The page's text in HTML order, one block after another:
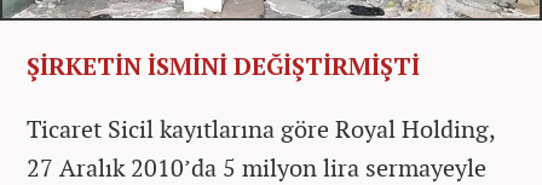
ŞİRKETİN İSMİNİ DEĞİŞTİRMİŞTİ
Ticaret Sicil kayıtlarına göre Royal Holding,
27 Aralık 2010’da 5 milyon lira sermayeyle